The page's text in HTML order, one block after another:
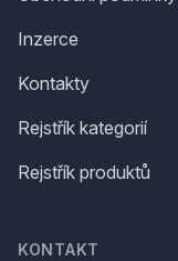
Inzerce
Kontakty
Rejstřík kategorií
Rejstřík produktů
KONTAKT